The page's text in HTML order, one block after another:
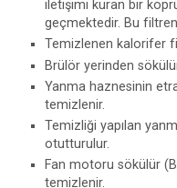
iletişimi kuran bir
geçmektedir. Bu
Temizlenen kalorifer
Brülör yerinden
Yanma haznesinin
temizlenir.
Temizliği yapılan
otutturulur.
Fan motoru sökülür
temizlenir.